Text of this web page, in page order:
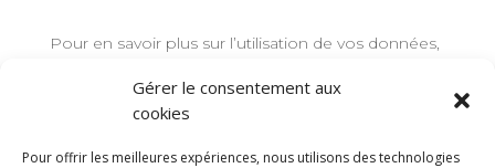
Gérer le consentement aux
cookies
Pour offrir les meilleures expériences, nous utilisons des technologies
Pour en savoir plus sur l’utilisation de vos données,